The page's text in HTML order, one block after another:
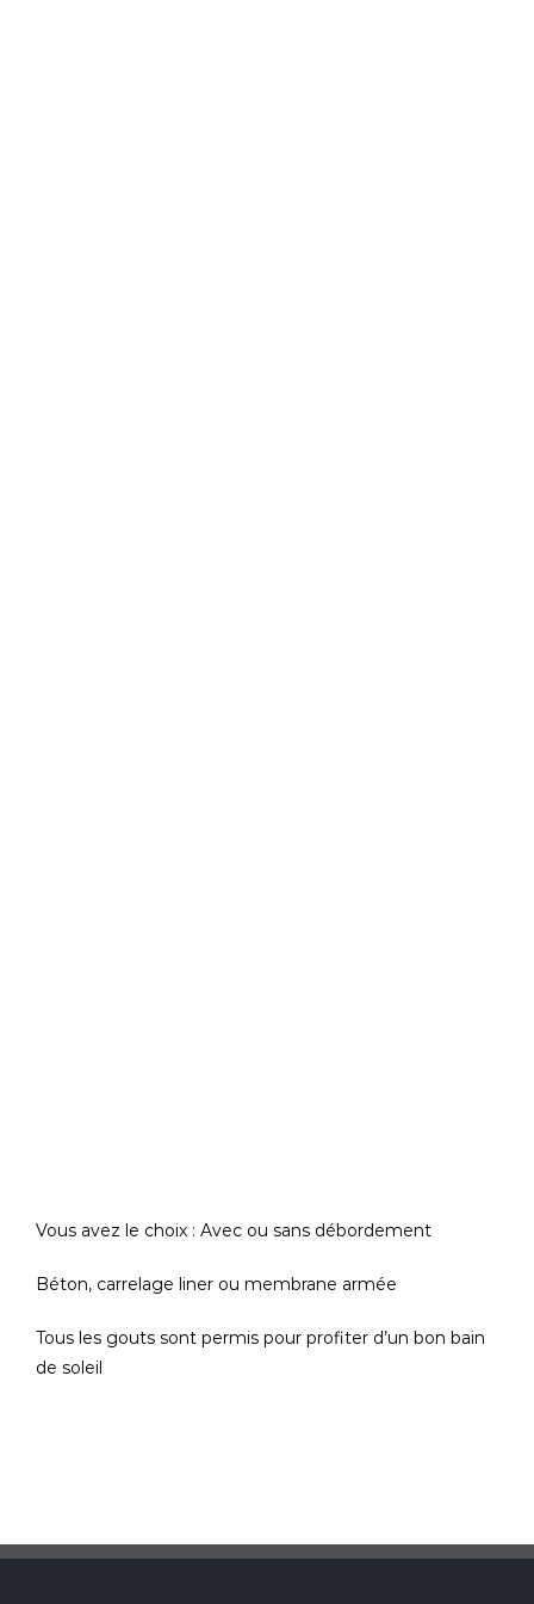
Vous avez le choix : Avec ou sans débordement
Béton, carrelage liner ou membrane armée
Tous les gouts sont permis pour profiter d’un bon bain
de soleil